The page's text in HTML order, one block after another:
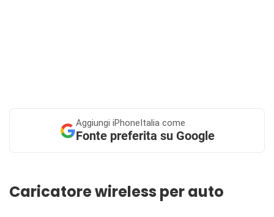
Aggiungi iPhoneItalia come
Fonte preferita su Google
Caricatore wireless per auto